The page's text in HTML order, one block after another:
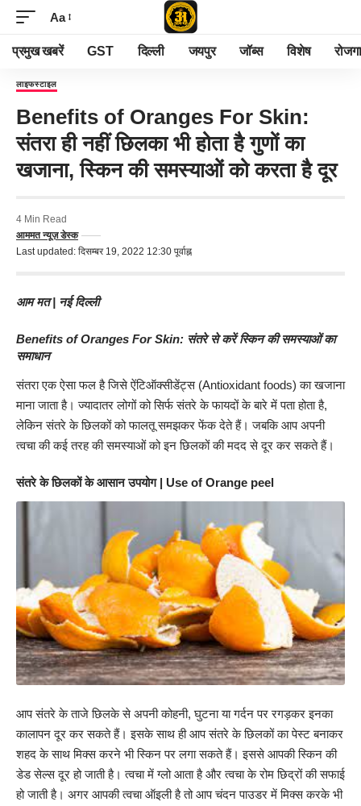
Aa
प्रमुख खबरें GST दिल्ली जयपुर जॉब्स विशेष
लाइफस्टाइल
Benefits of Oranges For Skin:
संतरा ही नहीं छिलका भी होता है गुणों का
खजाना, स्किन की समस्याओं को करता है दूर
Last updated: दिसम्बर 19, 2022 12:30 पूर्वाह्न
आममत न्यूज़ डेस्क
4 Min Read
आम मत| नई दिल्ली
Benefits of Oranges For Skin: संतरे से करें स्किन की समस्याओं का
समाधान
संतरा एक ऐसा फल है जिसे ऐंटिऑक्सीडेंट्स (Antioxidant foods) का खजाना
माना जाता है। ज्यादातर लोगों को सिर्फ संतरे के फायदों के बारे में पता होता है,
लेकिन संतरे के छिलकों को फालतू समझकर फेंक देते हैं। जबकि आप अपनी
त्वचा की कई तरह की समस्याओं को इन छिलकों की मदद से दूर कर सकते हैं।
संतरे के छिलकों के आसान उपयोग | Use of Orange peel
आप संतरे के ताजे छिलके से अपनी कोहनी, घुटना या गर्दन पर रगड़कर इनका
कालापन दूर कर सकते हैं। इसके साथ ही आप संतरे के छिलकों का पेस्ट बनाकर
शहद के साथ मिक्स करने भी स्किन पर लगा सकते हैं। इससे आपकी स्किन की
डेड सेल्स दूर हो जाती है। त्वचा में ग्लो आता है और त्वचा के रोम छिद्रों की सफाई
हो जाती है। अगर आपकी त्वचा ऑइली है तो आप चंदन पाउडर में मिक्स करके भी